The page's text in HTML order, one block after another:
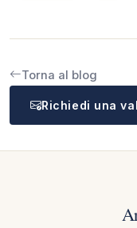
Torna al blog
Richiedi una